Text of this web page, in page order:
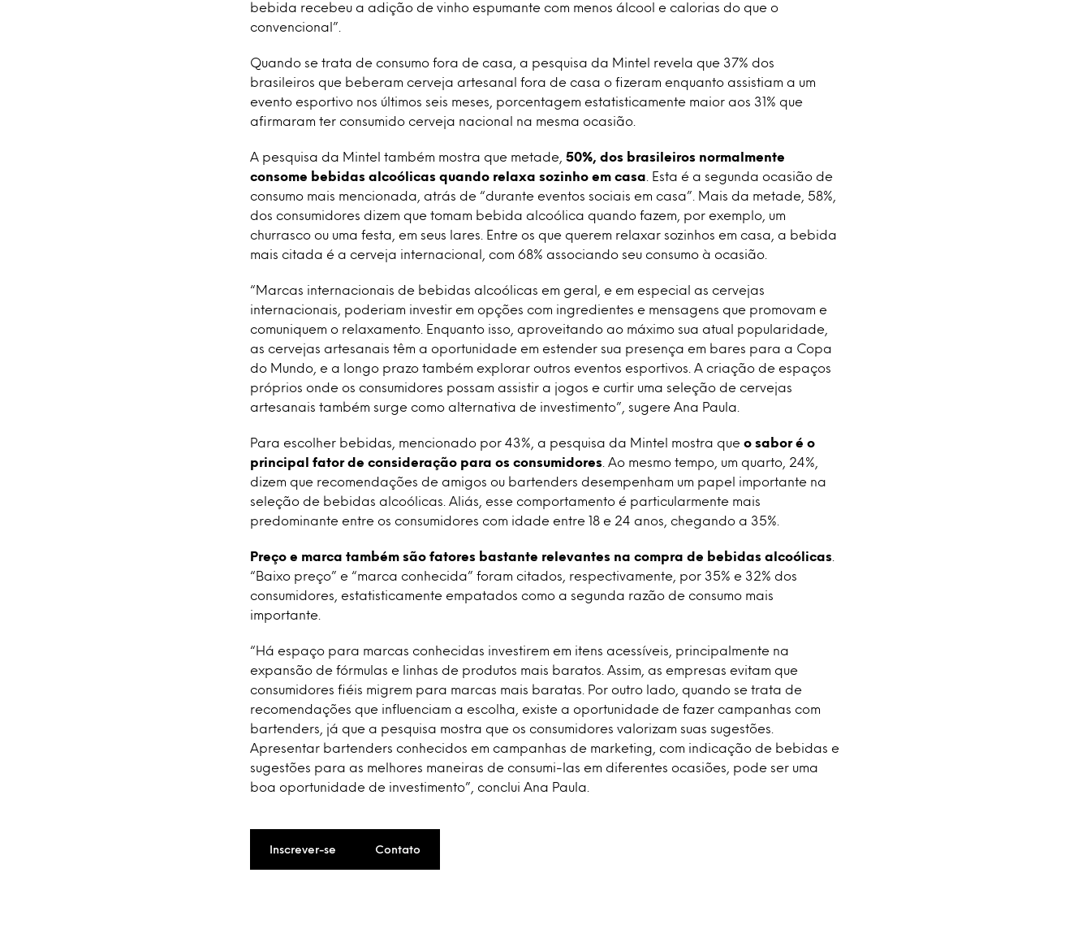
bebida recebeu a adição de vinho espumante com menos álcool e calorias do que o
convencional”.
Quando se trata de consumo fora de casa, a pesquisa da Mintel revela que 37% dos
brasileiros que beberam cerveja artesanal fora de casa o fizeram enquanto assistiam a um
evento esportivo nos últimos seis meses, porcentagem estatisticamente maior aos 31% que
afirmaram ter consumido cerveja nacional na mesma ocasião.
A pesquisa da Mintel também mostra que metade, 50%, dos brasileiros normalmente
consome bebidas alcoólicas quando relaxa sozinho em casa . Esta é a segunda ocasião de
consumo mais mencionada, atrás de “durante eventos sociais em casa”. Mais da metade, 58%,
dos consumidores dizem que tomam bebida alcoólica quando fazem, por exemplo, um
churrasco ou uma festa, em seus lares. Entre os que querem relaxar sozinhos em casa, a bebida
mais citada é a cerveja internacional, com 68% associando seu consumo à ocasião.
“Marcas internacionais de bebidas alcoólicas em geral, e em especial as cervejas
internacionais, poderiam investir em opções com ingredientes e mensagens que promovam e
comuniquem o relaxamento. Enquanto isso, aproveitando ao máximo sua atual popularidade,
as cervejas artesanais têm a oportunidade em estender sua presença em bares para a Copa
do Mundo, e a longo prazo também explorar outros eventos esportivos. A criação de espaços
próprios onde os consumidores possam assistir a jogos e curtir uma seleção de cervejas
artesanais também surge como alternativa de investimento”, sugere Ana Paula.
Para escolher bebidas, mencionado por 43%, a pesquisa da Mintel mostra que o sabor é o
principal fator de consideração para os consumidores . Ao mesmo tempo, um quarto, 24%,
dizem que recomendações de amigos ou bartenders desempenham um papel importante na
seleção de bebidas alcoólicas. Aliás, esse comportamento é particularmente mais
predominante entre os consumidores com idade entre 18 e 24 anos, chegando a 35%.
Preço e marca também são fatores bastante relevantes na compra de bebidas alcoólicas
“Baixo preço” e “marca conhecida” foram citados, respectivamente, por 35% e 32% dos
consumidores, estatisticamente empatados como a segunda razão de consumo mais
importante.
“Há espaço para marcas conhecidas investirem em itens acessíveis, principalmente na
expansão de fórmulas e linhas de produtos mais baratos. Assim, as empresas evitam que
consumidores fiéis migrem para marcas mais baratas. Por outro lado, quando se trata de
recomendações que influenciam a escolha, existe a oportunidade de fazer campanhas com
bartenders, já que a pesquisa mostra que os consumidores valorizam suas sugestões.
Apresentar bartenders conhecidos em campanhas de marketing, com indicação de bebidas e
sugestões para as melhores maneiras de consumi-las em diferentes ocasiões, pode ser uma
boa oportunidade de investimento”, conclui Ana Paula.
Inscrever-se Contato